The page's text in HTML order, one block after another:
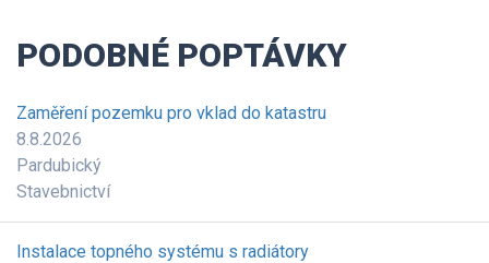
PODOBNÉ POPTÁVKY
Zaměření pozemku pro vklad do katastru
8.8.2026
Pardubický
Stavebnictví
Instalace topného systému s radiátory